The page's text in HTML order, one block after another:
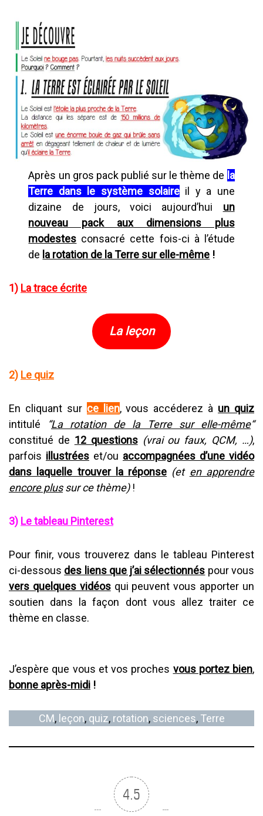
Après un gros pack publié sur le thème de la
Terre dans le système solaireil y a une
dizaine de jours, voici aujourd’hui un
nouveau pack aux dimensions plus
modestes consacré cette fois-ci à l’étude
de la rotation de la Terre sur elle-même !
1) La trace écrite
La leçon
2) Le quiz
En cliquant sur ce lien, vous accéderez à un quiz
intitulé
“La rotation de la Terre sur elle-même“
constitué de 12 questions (vrai ou faux, QCM, …),
parfois illustrées et/ou accompagnées d’une vidéo
dans laquelle trouver la réponse (et en apprendre
encore plussur ce thème)!
3) Le tableau Pinterest
Pour finir, vous trouverez dans le tableau Pinterest
ci-dessous des liens que j’ai sélectionnés pour vous
vers quelques vidéosqui peuvent vous apporter un
soutien dans la façon dont vous allez traiter ce
thème en classe.
J’espère que vous et vos proches vous portez bien,
bonne après-midi !
CM, leçon, quiz, rotation, sciences, Terre
4.5